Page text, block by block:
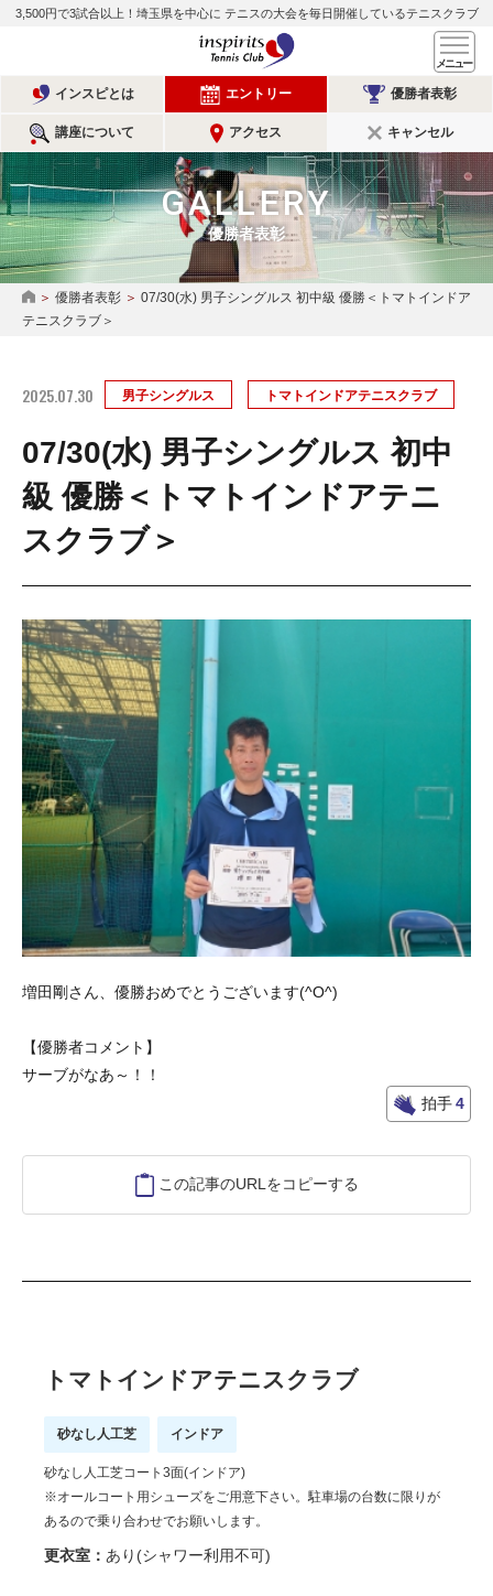
3,500円で3試合以上！埼玉県を中心に テニスの大会を毎日開催しているテニスクラブ
インスピリッツテニスクラ
インスピとは エントリー 優勝者表彰
講座について アクセス キャンセル
GALLERY
優勝者表彰
HOME
優勝者表彰
07/30(水) 男子シングルス 初中級 優勝＜トマトインドア
テニスクラブ＞
2025.07.30 男子シングルス トマトインドアテニスクラブ
07/30(水) 男子シングルス 初中
級 優勝＜トマトインドアテニ
スクラブ＞
増田剛さん、優勝おめでとうございます(^O^)
【優勝者コメント】
サーブがなあ～！！
拍手4
この記事のURLをコピーする
トマトインドアテニスクラブ
砂なし人工芝 インドア
砂なし人工芝コート3面(インドア)
※オールコート用シューズをご用意下さい。駐車場の台数に限りが
あるので乗り合わせでお願いします。
更衣室： あり(シャワー利用不可)